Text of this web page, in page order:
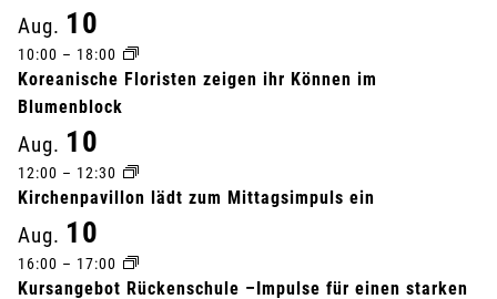
Aug. 10
10:00 – 18:00
Koreanische Floristen zeigen ihr Können im
Blumenblock
Aug. 10
12:00 – 12:30
Kirchenpavillon lädt zum Mittagsimpuls ein
Aug. 10
16:00 – 17:00
Kursangebot Rückenschule –Impulse für einen starken